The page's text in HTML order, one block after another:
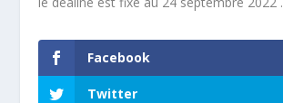
Facebook
Twitter